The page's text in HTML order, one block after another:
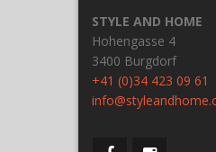
STYLE AND HOME
Hohengasse 4
3400 Burgdorf
+41 (0)34 423 09 61